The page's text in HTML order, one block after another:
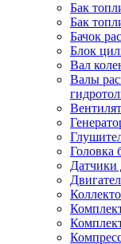
Бак
Бак
Бачок
Блок
Вал
Валы
Головка
Датчики